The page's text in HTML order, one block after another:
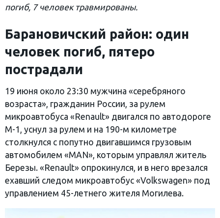
погиб, 7 человек травмированы.
Барановичский район: один
человек погиб, пятеро
пострадали
19 июня около 23:30 мужчина «серебряного
возраста», гражданин России, за рулем
микроавтобуса «Renault» двигался по автодороге
М-1, уснул за рулем и на 190-м километре
столкнулся с попутно двигавшимся грузовым
автомобилем «MAN», которым управлял житель
Березы. «Renault» опрокинулся, и в него врезался
ехавший следом микроавтобус «Volkswagen» под
управлением 45-летнего жителя Могилева.